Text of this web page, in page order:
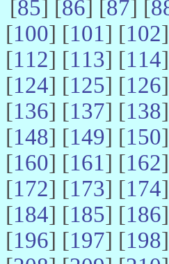
[85] [86] [87] [
[100] [101] [102
[112] [113] [114
[124] [125] [126
[136] [137] [138
[148] [149] [150
[160] [161] [162
[172] [173] [174
[184] [185] [186
[196] [197] [198